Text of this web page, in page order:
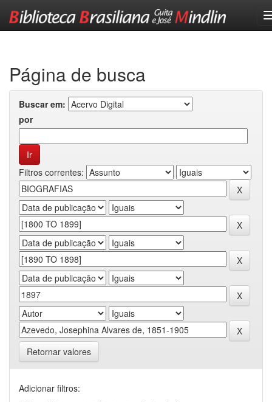
Página de busca
Buscar em:
por
Filtros correntes:
Retornar valores
Adicionar filtros: